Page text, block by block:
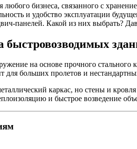
бизнеса, связанного с
и удобство эксплуатации
панелей. Какой из них выбрать?
быстровозводимых
на основе прочного
для больших пролетов и
каркас, но стены и
и быстрое возведение